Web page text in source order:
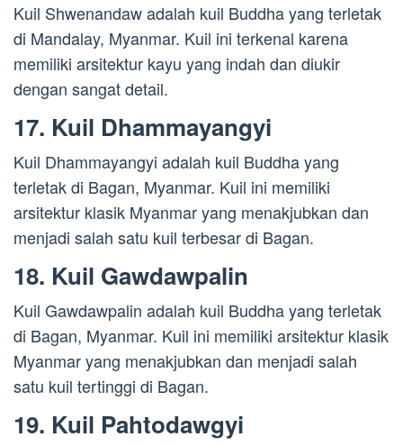
Kuil Shwenandaw adalah kuil Buddha yang terletak
di Mandalay, Myanmar. Kuil ini terkenal karena
memiliki arsitektur kayu yang indah dan diukir
dengan sangat detail.
17. Kuil Dhammayangyi
Kuil Dhammayangyi adalah kuil Buddha yang
terletak di Bagan, Myanmar. Kuil ini memiliki
arsitektur klasik Myanmar yang menakjubkan dan
menjadi salah satu kuil terbesar di Bagan.
18. Kuil Gawdawpalin
Kuil Gawdawpalin adalah kuil Buddha yang terletak
di Bagan, Myanmar. Kuil ini memiliki arsitektur klasik
Myanmar yang menakjubkan dan menjadi salah
satu kuil tertinggi di Bagan.
19. Kuil Pahtodawgyi